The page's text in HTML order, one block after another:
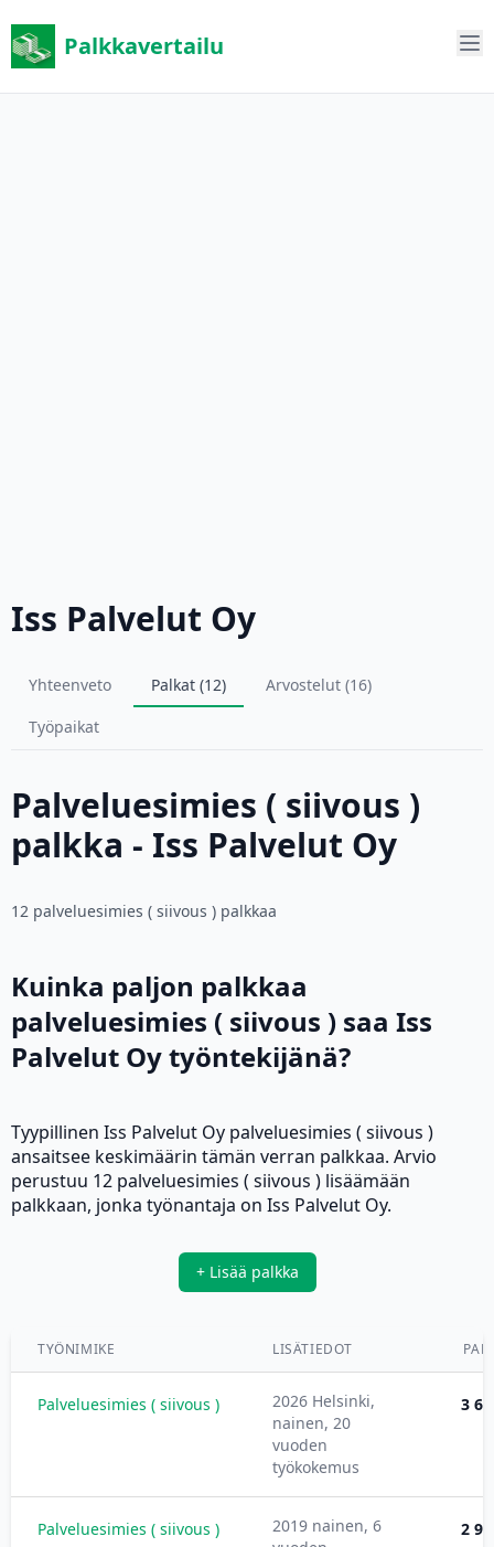
Palkkavertailu
Iss Palvelut Oy
Yhteenveto Palkat (12)
Arvostelut (16)
Työpaikat
Palveluesimies ( siivous )
palkka - Iss Palvelut Oy
12 palveluesimies ( siivous ) palkkaa
Kuinka paljon palkkaa
palveluesimies ( siivous ) saa Iss
Palvelut Oy työntekijänä?
Tyypillinen Iss Palvelut Oy palveluesimies ( siivous )
ansaitsee keskimäärin tämän verran palkkaa. Arvio
perustuu 12 palveluesimies ( siivous ) lisäämään
palkkaan, jonka työnantaja on Iss Palvelut Oy.
+ Lisää palkka
TYÖNIMIKE LISÄTIEDOT
Palveluesimies ( siivous )
2026 Helsinki,
nainen, 20
vuoden
työkokemus
3
Palveluesimies ( siivous )
2019 nainen, 6
2